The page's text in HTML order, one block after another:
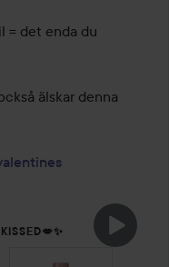
= det enda du
älskar denna